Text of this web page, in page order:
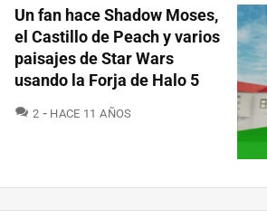
Un fan hace Shadow Moses,
el Castillo de Peach y varios
paisajes de Star Wars
usando la Forja de Halo 5
2 COMENTARIOS
HACE 11 AÑOS